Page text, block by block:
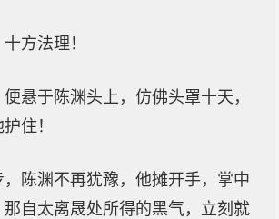
方法理！
悬于陈渊头上，仿佛头罩十天，
住！
，陈渊不再犹豫，他摊开手，掌中
自太离晟处所得的黑气，立刻就